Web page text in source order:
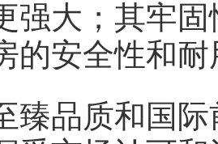
强大；其牢
的安全性和耐
品质和国际